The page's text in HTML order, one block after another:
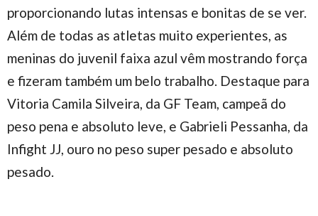
proporcionando lutas intensas e bonitas de se ver.
Além de todas as atletas muito experientes, as
meninas do juvenil faixa azul vêm mostrando força
e fizeram também um belo trabalho. Destaque para
Vitoria Camila Silveira, da GF Team, campeã do
peso pena e absoluto leve, e Gabrieli Pessanha, da
Infight JJ, ouro no peso super pesado e absoluto
pesado.